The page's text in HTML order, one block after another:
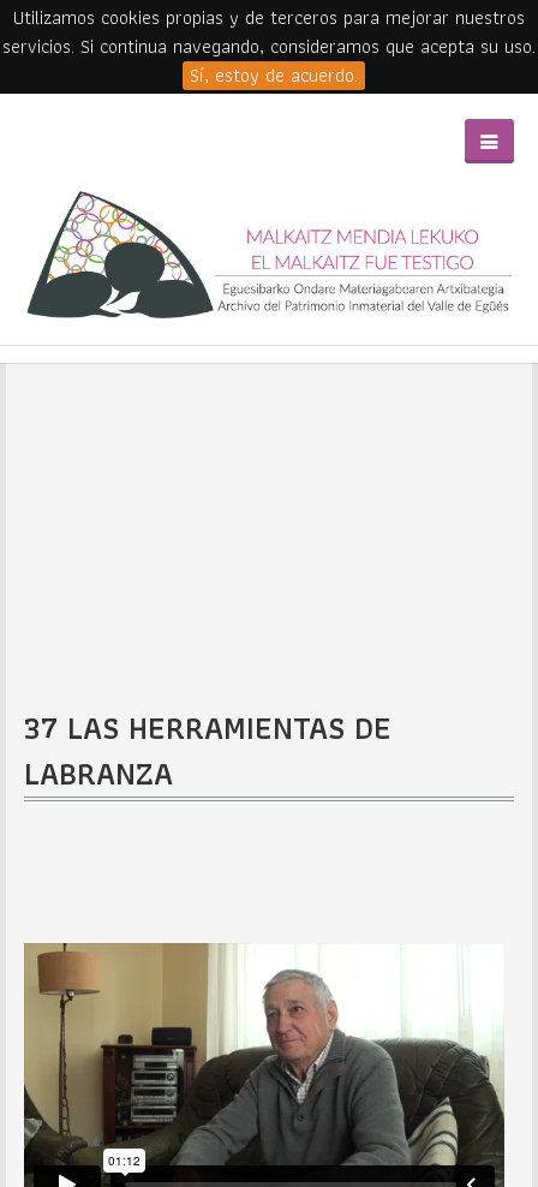
Utilizamos cookies propias y de terceros para mejorar nuestros
servicios. Si continua navegando, consideramos que acepta su uso.
Sí, estoy de acuerdo.
37 LAS HERRAMIENTAS DE
LABRANZA